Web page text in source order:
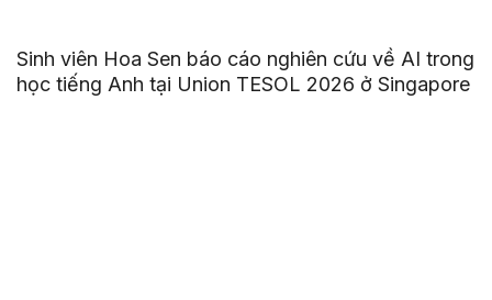
Sinh viên Hoa Sen báo cáo nghiên cứu về AI trong
học tiếng Anh tại Union TESOL 2026 ở Singapore